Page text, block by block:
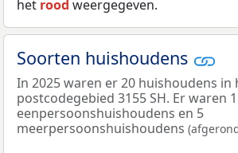
het rood weergegeven.
Soorten huishoudens
In 2025 waren er 20 huishoudens in
postcodegebied 3155 SH. Er waren
eenpersoonshuishoudens en 5
meerpersoonshuishoudens